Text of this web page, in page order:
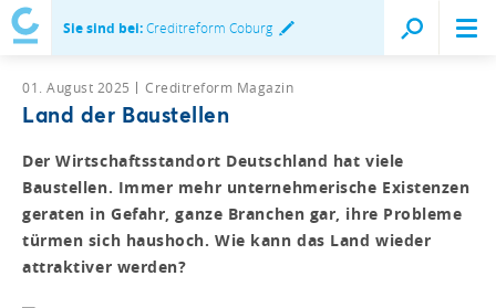
Sie sind bei:Creditreform Coburg
01. August 2025 Creditreform Magazin
Land der Baustellen
Der Wirtschaftsstandort Deutschland hat viele
Baustellen. Immer mehr unternehmerische Existenzen
geraten in Gefahr, ganze Branchen gar, ihre Probleme
türmen sich haushoch. Wie kann das Land wieder
attraktiver werden?